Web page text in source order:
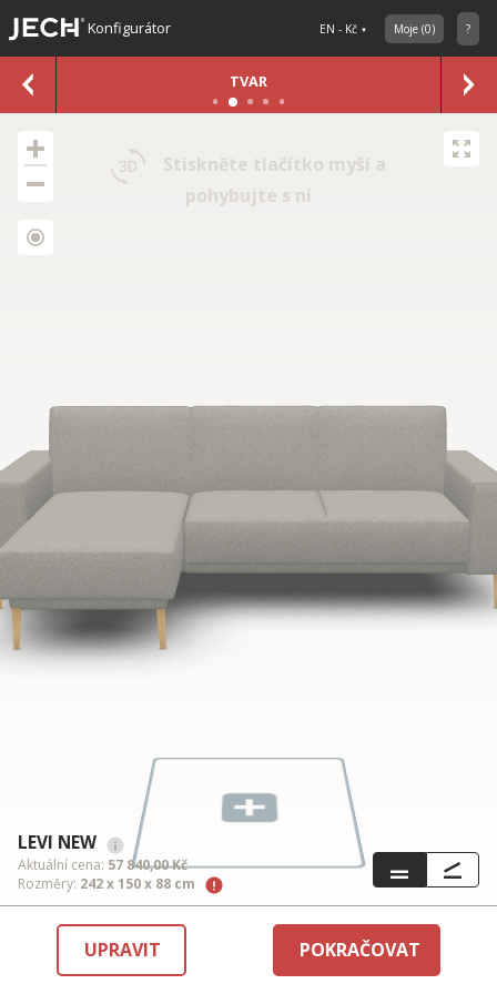
Konfigurátor EN - Kč Moje (0) ?
TVAR
LEVI NEW
Aktuální cena: 57 840,00 Kč
Rozměry: 242 x 150 x 88 cm
Stiskněte tlačítko myši a
pohybujte s ní
UPRAVIT POKRAČOVAT